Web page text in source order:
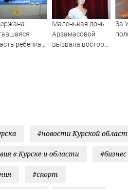
ребенка
Маленькая дочь
Арзамасовой
вызвала восторг
За
#новости Курской
в Курске и области #бизнес
#спорт